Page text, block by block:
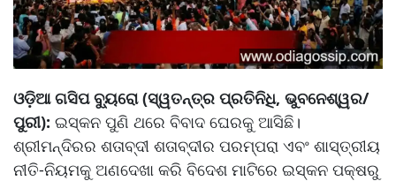
ଓଡ଼ିଆ ଗସିପ ବ୍ୟୁରୋ (ସ୍ୱତନ୍ତ୍ର ପ୍ରତିନିଧି, ଭୁବନେଶ୍ୱର/
ପୁରୀ): ଇସ୍କନ ପୁଣି ଥରେ ବିବାଦ ଘେରକୁ ଆସିଛି।
ଶ୍ରୀମନ୍ଦିରର ଶତାବ୍ଦୀ ଶତାବ୍ଦୀର ପରମ୍ପରା ଏବଂ ଶାସ୍ତ୍ରୀୟ
ନୀତି-ନିୟମକୁ ଅଣଦେଖା କରି ବିଦେଶ ମାଟିରେ ଇସ୍କନ ପକ୍ଷରୁ